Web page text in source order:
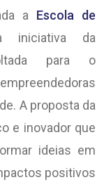
a Escola de
iniciativa da
para o
A proposta da
e inovador que
ideias em
positivos